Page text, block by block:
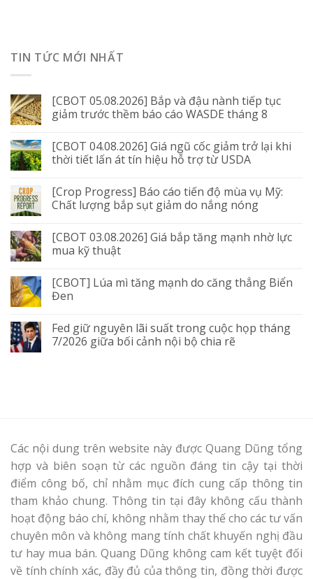
TIN TỨC MỚI NHẤT
[CBOT 05.08.2026] Bắp và đậu nành tiếp tục
giảm trước thềm báo cáo WASDE tháng 8
[CBOT 04.08.2026] Giá ngũ cốc giảm trở lại khi
thời tiết lấn át tín hiệu hỗ trợ từ USDA
[Crop Progress] Báo cáo tiến độ mùa vụ Mỹ:
Chất lượng bắp sụt giảm do nắng nóng
[CBOT 03.08.2026] Giá bắp tăng mạnh nhờ lực
mua kỹ thuật
[CBOT] Lúa mì tăng mạnh do căng thẳng Biển
Đen
Fed giữ nguyên lãi suất trong cuộc họp tháng
7/2026 giữa bối cảnh nội bộ chia rẽ
Các nội dung trên website này được Quang Dũng tổng
hợp và biên soạn từ các nguồn đáng tin cậy tại thời
điểm công bố, chỉ nhằm mục đích cung cấp thông tin
tham khảo chung. Thông tin tại đây không cấu thành
hoạt động báo chí, không nhằm thay thế cho các tư vấn
chuyên môn và không mang tính chất khuyến nghị đầu
tư hay mua bán. Quang Dũng không cam kết tuyệt đối
về tính chính xác, đầy đủ của thông tin, đồng thời được